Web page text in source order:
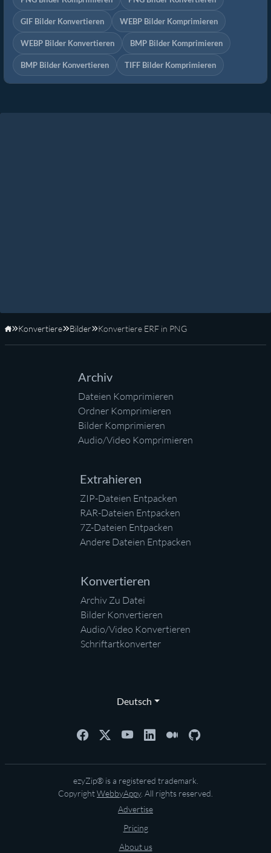
GIF Bilder Konvertieren WEBP Bilder Komprimieren
WEBP Bilder Konvertieren BMP Bilder Komprimieren
BMP Bilder Konvertieren TIFF Bilder Komprimieren
Startseite
Konvertiere Bilder Konvertiere ERF in PNG
Archiv
Dateien Komprimieren
Ordner Komprimieren
Bilder Komprimieren
Audio/Video Komprimieren
Extrahieren
ZIP-Dateien Entpacken
RAR-Dateien Entpacken
7Z-Dateien Entpacken
Andere Dateien Entpacken
Konvertieren
Archiv Zu Datei
Bilder Konvertieren
Audio/Video Konvertieren
Schriftartkonverter
Deutsch
ezyZip® is a registered trademark.
CopyrightWebbyAppy. All rights reserved.
Advertise
Pricing
About us